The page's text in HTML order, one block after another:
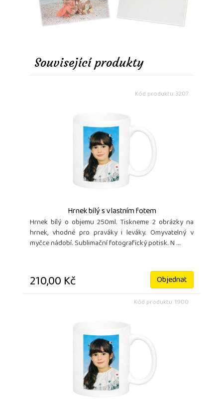
Související produkty
Kód produktu: 3207
Hrnek bílý s vlastním fotem
Hrnek bílý o objemu 250ml. Tiskneme 2 obrázky na
hrnek, vhodné pro praváky i leváky. Omyvatelný v
myčce nádobí. Sublimační fotografický potisk. N ...
210,00 Kč Objednat
Kód produktu: 1900